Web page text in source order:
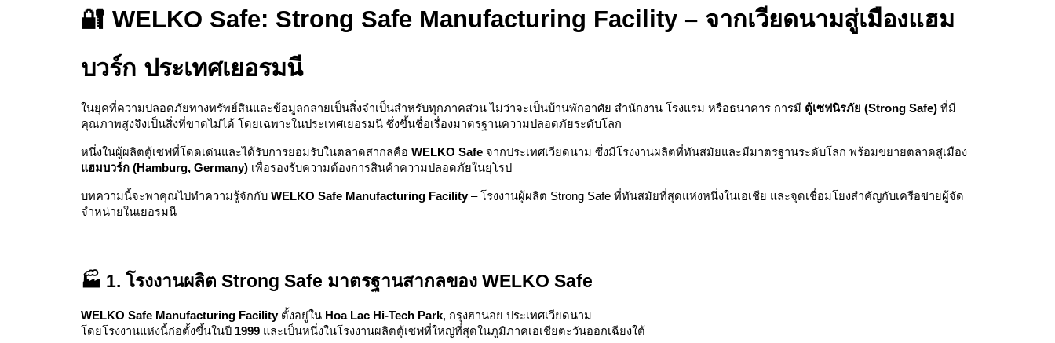
🔐 WELKO Safe: Strong Safe Manufacturing Facility – จากเวียดนามสู่เมืองแฮม
บวร์ก ประเทศเยอรมนี
ในยุคที่ความปลอดภัยทางทรัพย์สินและข้อมูลกลายเป็นสิ่งจำเป็นสำหรับทุกภาคส่วน ไม่ว่าจะเป็นบ้านพักอาศัย สำนักงาน โรงแรม หรือธนาคาร การมี ตู้เซฟนิรภัย (Strong Safe)ที่มี
คุณภาพสูงจึงเป็นสิ่งที่ขาดไม่ได้ โดยเฉพาะในประเทศเยอรมนี ซึ่งขึ้นชื่อเรื่องมาตรฐานความปลอดภัยระดับโลก
หนึ่งในผู้ผลิตตู้เซฟที่โดดเด่นและได้รับการยอมรับในตลาดสากลคือ WELKO Safeจากประเทศเวียดนาม ซึ่งมีโรงงานผลิตที่ทันสมัยและมีมาตรฐานระดับโลก พร้อมขยายตลาดสู่เมือง
แฮมบวร์ก (Hamburg, Germany)เพื่อรองรับความต้องการสินค้าความปลอดภัยในยุโรป
บทความนี้จะพาคุณไปทำความรู้จักกับ WELKO Safe Manufacturing Facility– โรงงานผู้ผลิต Strong Safe ที่ทันสมัยที่สุดแห่งหนึ่งในเอเชีย และจุดเชื่อมโยงสำคัญกับเครือข่ายผู้จัด
จำหน่ายในเยอรมนี
🏭 1. โรงงานผลิต Strong Safe มาตรฐานสากลของ WELKO Safe
WELKO Safe Manufacturing Facilityตั้งอยู่ใน Hoa Lac Hi-Tech Park, กรุงฮานอย ประเทศเวียดนาม
โดยโรงงานแห่งนี้ก่อตั้งขึ้นในปี 1999และเป็นหนึ่งในโรงงานผลิตตู้เซฟที่ใหญ่ที่สุดในภูมิภาคเอเชียตะวันออกเฉียงใต้